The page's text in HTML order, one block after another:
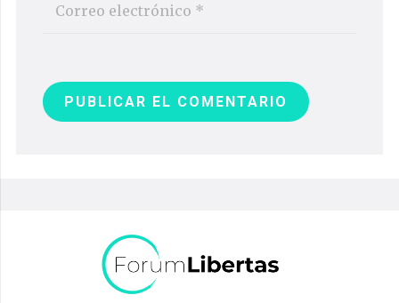
PUBLICAR EL COMENTARIO